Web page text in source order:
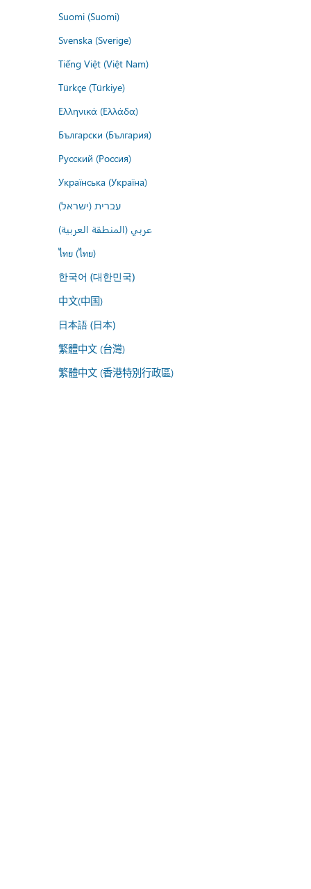
Suomi (Suomi)
Svenska (Sverige)
Tiếng Việt (Việt Nam)
Türkçe (Türkiye)
Ελληνικά (Ελλάδα)
Български (България)
Русский (Россия)
Українська (Україна)
עברית (ישראל)
عربي (المنطقة العربية)
ไทย (ไทย)
한국어 (대한민국)
中文(中国)
日本語 (日本)
繁體中文 (台灣)
繁體中文 (香港特別行政區)